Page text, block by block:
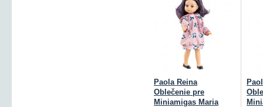
Paola Reina
Oblečenie pre
Miniamigas Maria